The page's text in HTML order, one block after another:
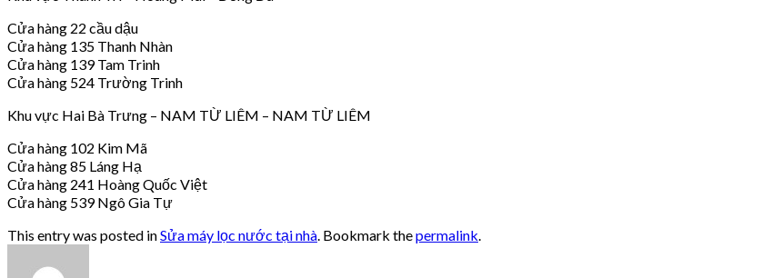
Cửa hàng 22 cầu dậu
Cửa hàng 135 Thanh Nhàn
Cửa hàng 139 Tam Trinh
Cửa hàng 524 Trường Trinh
Khu vực Hai Bà Trưng – NAM TỪ LIÊM – NAM TỪ LIÊM
Cửa hàng 102 Kim Mã
Cửa hàng 85 Láng Hạ
Cửa hàng 241 Hoàng Quốc Việt
Cửa hàng 539 Ngô Gia Tự
This entry was posted inSửa máy lọc nước tại nhà. Bookmark thepermalink.